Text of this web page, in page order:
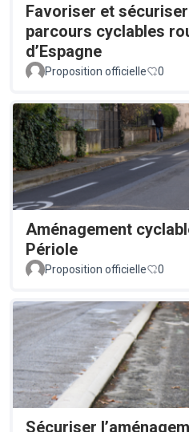
Favoriser et
parcours cyclables
d’Espagne
Proposition officielle 0
Aménagement
Périole
Proposition officielle 0
Sécuriser